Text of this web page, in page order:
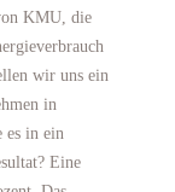
KMU, die
wir uns ein
in
es in ein
Eine